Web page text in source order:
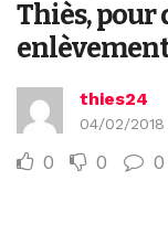
Thiès, pour
thies24
04/02/2018
0 0 0